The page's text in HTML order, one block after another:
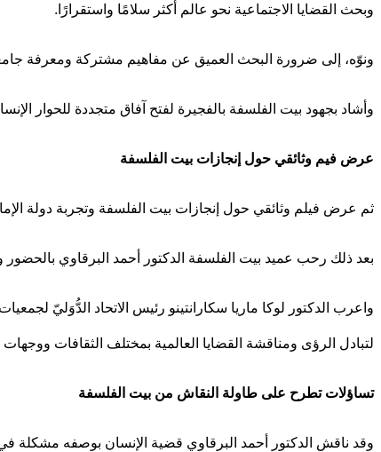
وبحث القضايا الاجتماعية نحو عالم أكثر سلامًا واستقرارًا.
ونوّه، إلى ضرورة البحث العميق عن مفاهيم مشتركة ومعرفة جامعة
وأشاد بجهود بيت الفلسفة بالفجيرة لفتح آفاق متجددة للحوار
عرض فيم وثائقي حول إنجازات بيت الفلسفة
ثم عرض فيلم وثائقي حول إنجازات بيت الفلسفة وتجربة دولة
بعد ذلك رحب عميد بيت الفلسفة الدكتور أحمد البرقاوي
واعرب الدكتور لوكا ماريا سكارانتينو رئيس الاتحاد الدُّوَليّ
لتبادل الرؤى ومناقشة القضايا العالمية بمختلف الثقافات
تساؤلات تطرح على طاولة النقاش من بيت الفلسفة
وقد ناقش الدكتور أحمد البرقاوي قضية الإنسان بوصفه مشكلة